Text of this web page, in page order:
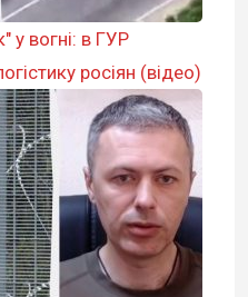
вогні: в ГУР
росіян (відео)